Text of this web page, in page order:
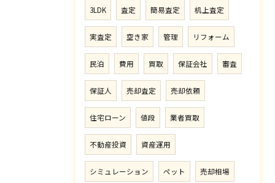
3LDK 査定 簡易査定 机上査定
実査定 空き家 管理 リフォーム
民泊 費用 買取 保証会社 審査
保証人 売却査定 売却依頼
住宅ローン 値段 業者買取
不動産投資 資産運用
シミュレーション ペット 売却相場